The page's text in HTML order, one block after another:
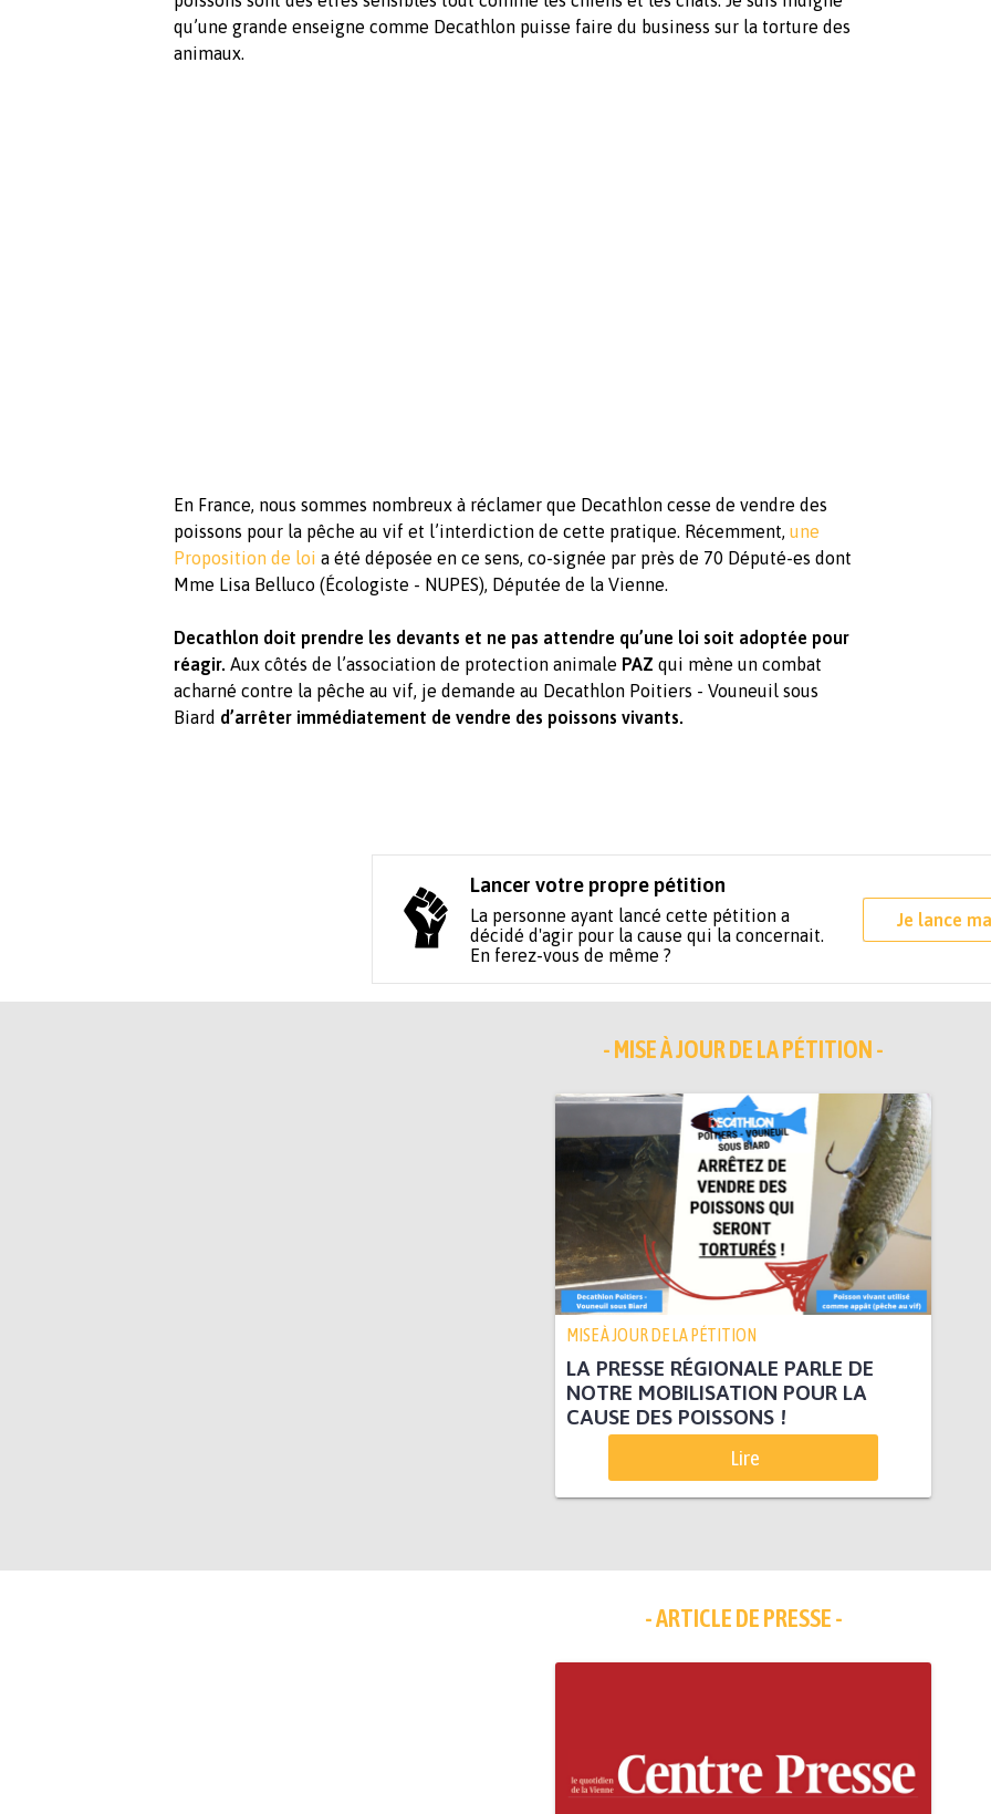
qu’une grande enseigne comme Decathlon puisse faire du business sur la torture des
animaux.
En France, nous sommes nombreux à réclamer que Decathlon cesse de vendre des
poissons pour la pêche au vif et l’interdiction de cette pratique. Récemment, une
Proposition de loi a été déposée en ce sens, co-signée par près de 70 Député-es dont
Mme Lisa Belluco (Écologiste - NUPES), Députée de la Vienne.
Decathlon doit prendre les devants et ne pas attendre qu’une loi soit adoptée pour
réagir. Aux côtés de l’association de protection animale PAZ qui mène un combat
acharné contre la pêche au vif, je demande au Decathlon Poitiers - Vouneuil sous
Biard d’arrêter immédiatement de vendre des poissons vivants.
Lancer votre propre pétition
La personne ayant lancé cette pétition a
décidé d'agir pour la cause qui la concernait.
En ferez-vous de même ?
Je lance
- MISE À JOUR DE LA PÉTITION -
MISE À JOUR DE LA PÉTITION
LA PRESSE RÉGIONALE PARLE DE
NOTRE MOBILISATION POUR LA
CAUSE DES POISSONS !
Lire
- ARTICLE DE PRESSE -